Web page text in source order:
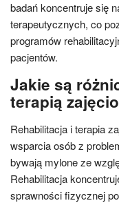
badań koncentruje się
terapeutycznych, co
programów
pacjentów.
Jakie są
terapią
Rehabilitacja i terapia
wsparcia osób z
bywają mylone ze
Rehabilitacja
sprawności fizycznej